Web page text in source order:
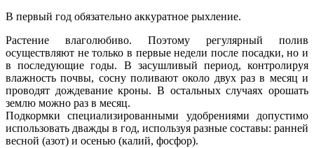
В первый год обязательно аккуратное рыхление.
Растение влаголюбиво. Поэтому регулярный полив
осуществляют не только в первые недели после посадки, но и
в последующие годы. В засушливый период, контролируя
влажность почвы, сосну поливают около двух раз в месяц и
проводят дождевание кроны. В остальных случаях орошать
землю можно раз в месяц.
Подкормки специализированными удобрениями допустимо
использовать дважды в год, используя разные составы: ранней
весной (азот) и осенью (калий, фосфор).